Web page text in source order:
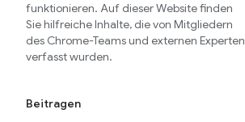
funktionieren. Auf dieser Website finden
Sie hilfreiche Inhalte, die von Mitgliedern
des Chrome-Teams und externen Experten
verfasst wurden.
Beitragen